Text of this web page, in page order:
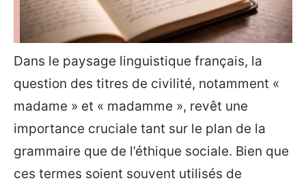
Dans le paysage linguistique français, la
question des titres de civilité, notamment «
madame » et « madamme », revêt une
importance cruciale tant sur le plan de la
grammaire que de l’éthique sociale. Bien que
ces termes soient souvent utilisés de